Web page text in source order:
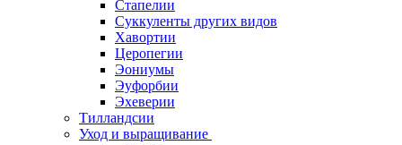
Стапелии
Суккуленты других видов
Хавортии
Церопегии
Эониумы
Эуфорбии
Эхеверии
Тилландсии
Уход и выращивание